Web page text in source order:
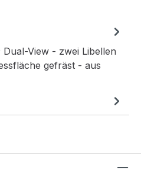
View - zwei Libellen
gefräst - aus